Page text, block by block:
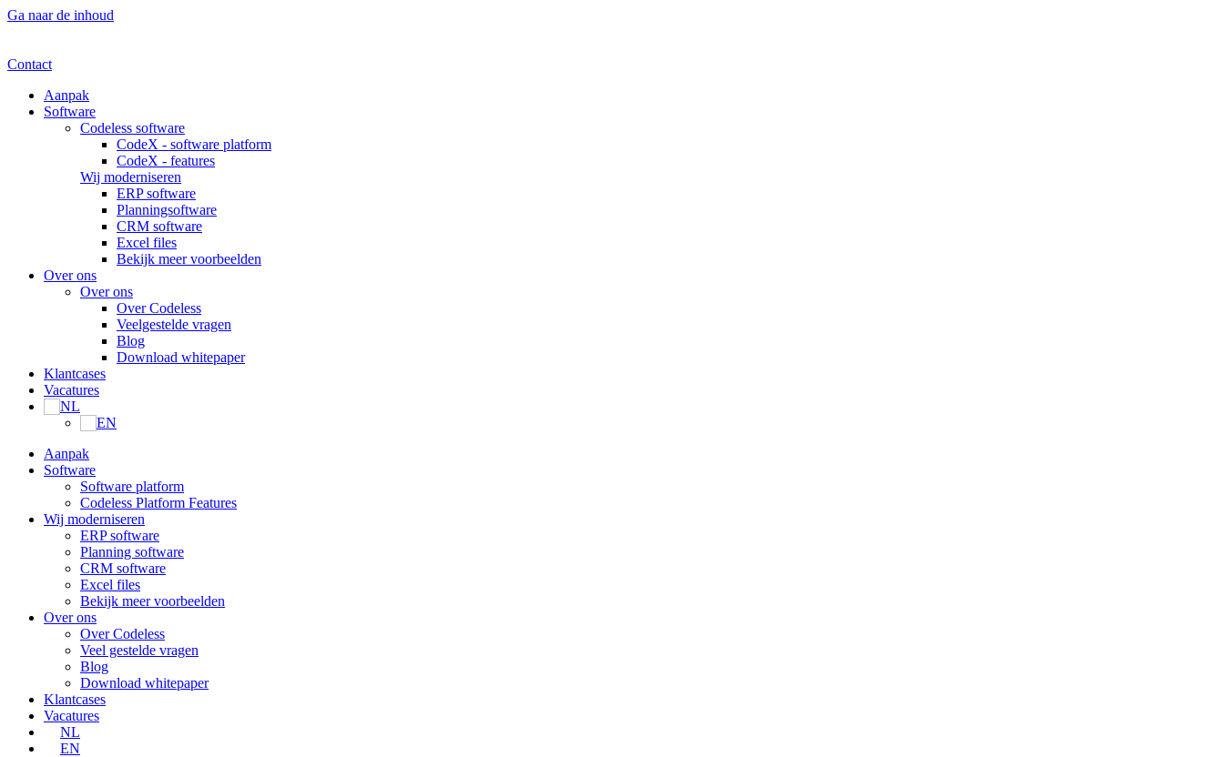
Ga naar de inhoud
Contact
Aanpak
Software
Codeless software
CodeX - software platform
CodeX - features
Wij moderniseren
ERP software
Planningsoftware
CRM software
Excel files
Bekijk meer voorbeelden
Over ons
Over ons
Over Codeless
Veelgestelde vragen
Blog
Download whitepaper
Klantcases
Vacatures
NL
EN
Aanpak
Software
Software platform
Codeless Platform Features
Wij moderniseren
ERP software
Planning software
CRM software
Excel files
Bekijk meer voorbeelden
Over ons
Over Codeless
Veel gestelde vragen
Blog
Download whitepaper
Klantcases
Vacatures
NL
EN